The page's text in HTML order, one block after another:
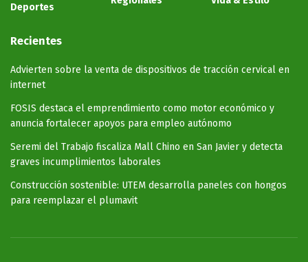
Deportes
Recientes
Advierten sobre la venta de dispositivos de tracción cervical en
internet
FOSIS destaca el emprendimiento como motor económico y
anuncia fortalecer apoyos para empleo autónomo
Seremi del Trabajo fiscaliza Mall Chino en San Javier y detecta
graves incumplimientos laborales
Construcción sostenible: UTEM desarrolla paneles con hongos
para reemplazar el plumavit